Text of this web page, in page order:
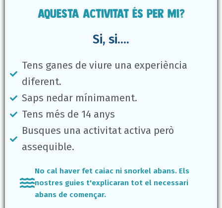
Aquesta activitat és per mi?
Si, si....
Tens ganes de viure una experiència
diferent.
Saps nedar mínimament.
Tens més de 14 anys
Busques una activitat activa però
assequible.
No cal haver fet caiac ni snorkel abans. Els
nostres guies t'explicaran tot el necessari
abans de començar.